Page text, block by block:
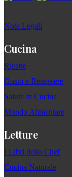
Note Legali
Cucina
Ricette
Gusto e Benessere
Salute in Cucina
Mondo Alimentare
Letture
I Libri dello Chef
Cucina Naturale